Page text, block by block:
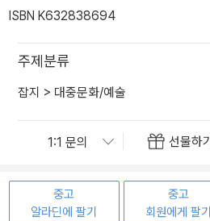
ISBN K632838694
주제분류
잡지 > 대중문화/예술
선물하기
중고
알라딘에 팔기
중고
회원에게 팔기